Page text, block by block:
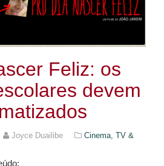
Feliz: os
devem
Joyce Duailibe
Cinema, TV &